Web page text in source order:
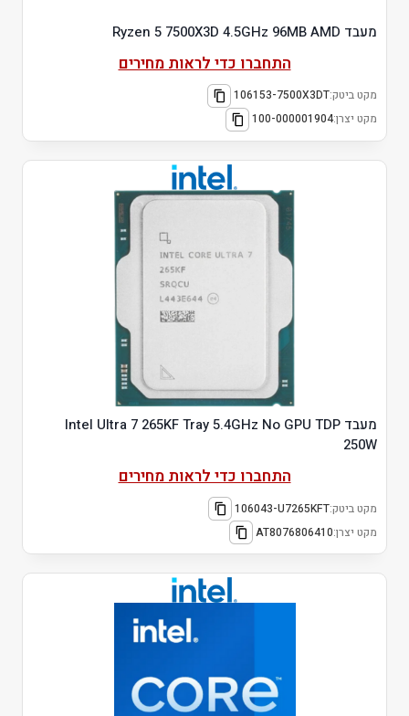
מעבד Ryzen 5 7500X3D 4.5GHz 96MB AMD
התחברו כדי לראות מחירים
מקט ביטק:106153-7500X3DT
מקט יצרן:100-000001904
מעבד Intel Ultra 7 265KF Tray 5.4GHz No GPU TDP
250W
התחברו כדי לראות מחירים
מקט ביטק:106043-U7265KFT
מקט יצרן:AT8076806410